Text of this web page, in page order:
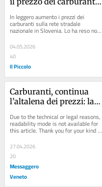
euro
In leggero aumento i prezzi dei
carburanti sulla rete stradale
nazionale in Slovenia. Lo ha reso noto
04.05.2026
40
Il Piccolo
Carburanti, continua
l’altalena dei prezzi: la
rincari da mercoledì
Due to the technical or legal reasons,
readability mode is not available for
this article. Thank you for your kind
27.04.2026
20
Messaggero
Veneto